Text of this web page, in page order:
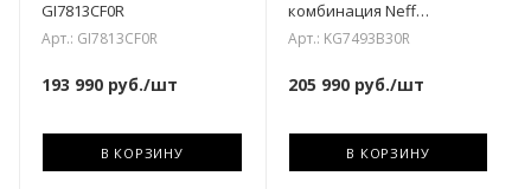
GI7813CF0R
Арт.: GI7813CF0R
193 990 руб./шт
В КОРЗИНУ
комбинация Neff
KG7493B30R
Арт.: KG7493B30R
205 990руб./шт
В КОРЗИНУ